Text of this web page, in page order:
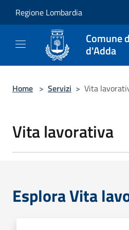
Regione Lombardia
Comune
d'Adda
Home > Servizi > Vita
Vita lavorativa
Esplora Vita